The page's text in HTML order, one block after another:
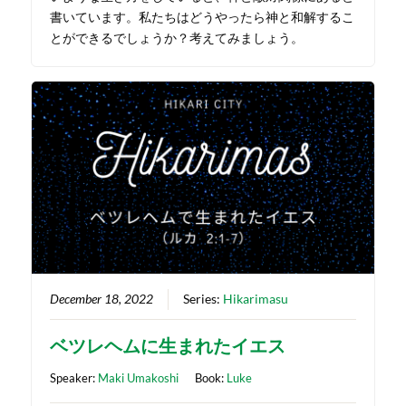
書いています。私たちはどうやったら神と和解するこ
とができるでしょうか？考えてみましょう。
December 18, 2022 Series: Hikarimasu
ベツレヘムに生まれたイエス
Speaker: Maki Umakoshi Book: Luke